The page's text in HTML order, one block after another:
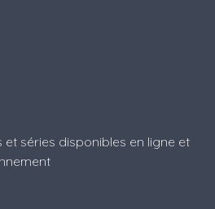
et séries disponibles en ligne et